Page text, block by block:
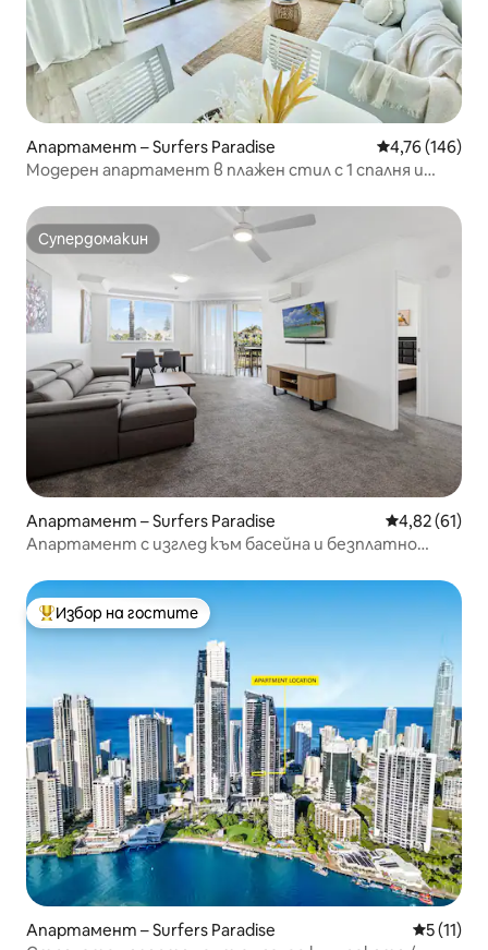
Апартамент – Surfers Paradise Средна
4,76 (146)
Модерен апартамент в плажен стил с 1 спалня и
Супердомакин
Супердомакин
Апартамент – Surfers Paradise Средна
4,82 (61)
Апартамент с изглед към басейна и безплатно
Най-популярен избор на гостите
Избор на гостите
Апартамент – Surfers Paradise Средна
5 (11)